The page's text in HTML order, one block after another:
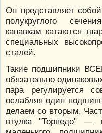
Он представляет
полукруглого
канавкам катаются
специальных
сталей.
Такие подшипники
обязательно
пара регулируется
ослабляя один
делаем со вторым.
втулка "Торпедо" —